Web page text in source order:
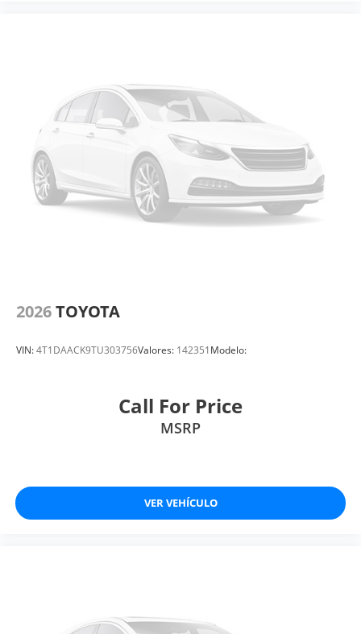
2026TOYOTA
VIN:4T1DAACK9TU303756Valores: 142351Modelo:
Call For Price
MSRP
VER VEHÍCULO